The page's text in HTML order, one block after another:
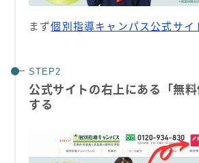
まず個別指導キャンパス公式サイ
公式サイトの右上にある「無
する